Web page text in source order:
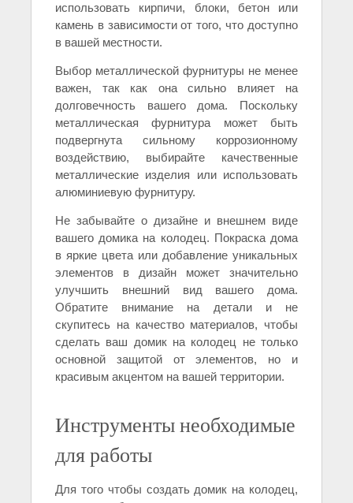
использовать кирпичи, блоки, бетон или
камень в зависимости от того, что доступно
в вашей местности.
Выбор металлической фурнитуры не менее
важен, так как она сильно влияет на
долговечность вашего дома. Поскольку
металлическая фурнитура может быть
подвергнута сильному коррозионному
воздействию, выбирайте качественные
металлические изделия или использовать
алюминиевую фурнитуру.
Не забывайте о дизайне и внешнем виде
вашего домика на колодец. Покраска дома
в яркие цвета или добавление уникальных
элементов в дизайн может значительно
улучшить внешний вид вашего дома.
Обратите внимание на детали и не
скупитесь на качество материалов, чтобы
сделать ваш домик на колодец не только
основной защитой от элементов, но и
красивым акцентом на вашей территории.
Инструменты необходимые
для работы
Для того чтобы создать домик на колодец,